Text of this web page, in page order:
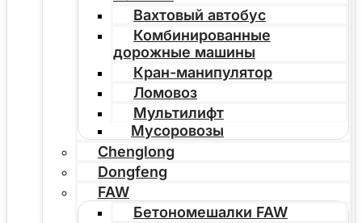
Вахтовый автобус
Комбинированные
дорожные машины
Кран-манипулятор
Ломовоз
Мультилифт
Мусоровозы
Chenglong
Dongfeng
FAW
Бетономешалки FAW